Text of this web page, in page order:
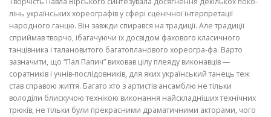
лінь українських хореографів у сфері сценічної інтерпретації
народного ганцю. Він завжди спирався на традиції. Але традиції
сприймав творчо, ібагачуючи їх досвідом фахового класичного
танцівника і талановитого багатопланового хореогра-фа. Варто
зазначити, що “Пал Папич” виховав цілу плеяду виконавців —
соратників і учнів-послідовників, для яких український танець теж
став справою життя. Багато хто з артистів ансамблю не тільки
володіли блиску­чою технікою виконання найскладніших технічних
трюків, не тільки були прекрасними драматичними акторами, чого